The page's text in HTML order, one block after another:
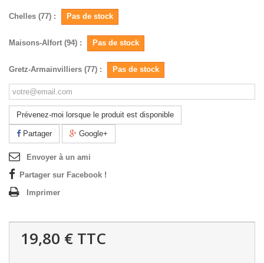
Chelles (77) : Pas de stock
Maisons-Alfort (94) : Pas de stock
Gretz-Armainvilliers (77) : Pas de stock
Prévenez-moi lorsque le produit est disponible
Partager Google+
Envoyer à un ami
Partager sur Facebook !
Imprimer
19,80 € TTC